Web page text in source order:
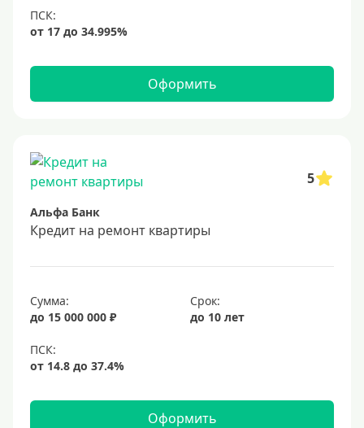
Оформить
5
Альфа Банк
Кредит на ремонт квартиры
Сумма:
до 15 000 000 ₽
Срок:
до 10 лет
Оформить